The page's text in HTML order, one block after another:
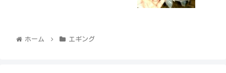
ホーム エギング